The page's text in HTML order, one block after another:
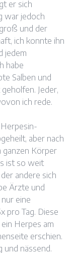
er sich
war jedoch
und der
ich konnte ihn
jedem
habe
Salben und
Jeder,
ich rede.
aber nach
ganzen Körper
ist so weit
andere sich
Ärzte und
eine
pro Tag. Diese
Herpes am
erschien.
und nässend.